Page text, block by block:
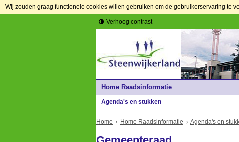
Wij zouden graag functionele cookies willen gebruiken om de gebruikerservaring te
Verhoog contrast
Home Raadsinformatie
Agenda's en stukken
Home Home Raadsinformatie Agenda's en